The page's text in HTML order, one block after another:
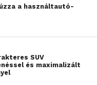
a használtautó-
SUV
és maximalizált